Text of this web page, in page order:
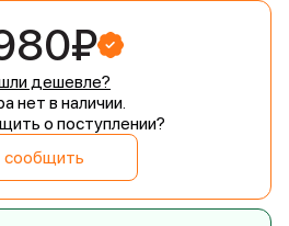
дешевле?
нет в наличии.
о поступлении?
сообщить